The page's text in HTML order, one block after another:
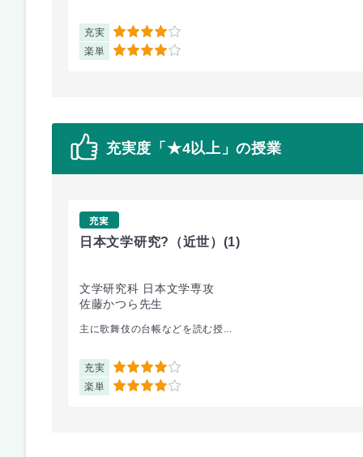
充実 4
楽単 4
充実度「★4以上」の授業
充実
日本文学研究?（近世） (1)
文学研究科 日本文学専攻
佐藤かつら先生
主に歌舞伎の台帳などを読む授...
充実 4
楽単 4